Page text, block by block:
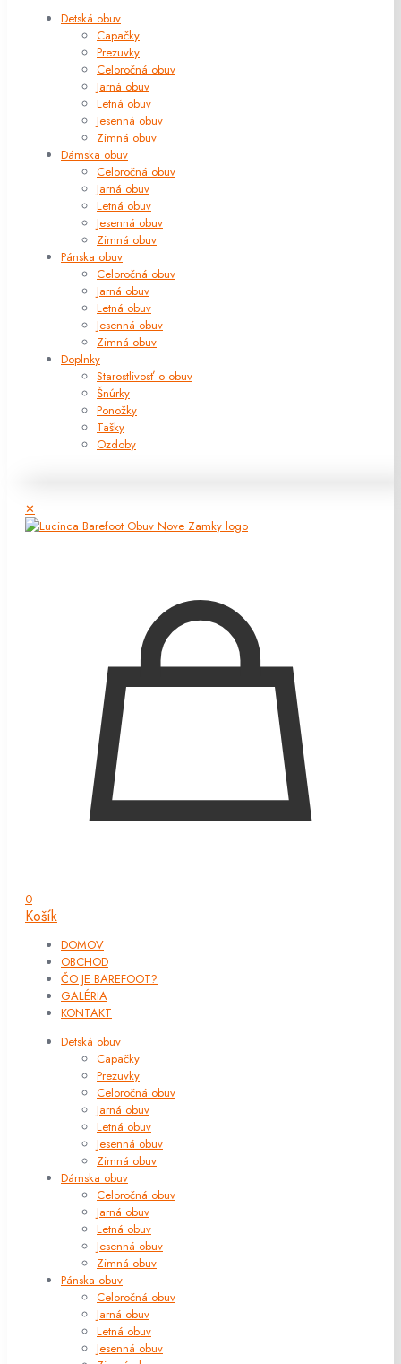
Detská obuv
Capačky
Prezuvky
Celoročná obuv
Jarná obuv
Letná obuv
Jesenná obuv
Zimná obuv
Dámska obuv
Celoročná obuv
Jarná obuv
Letná obuv
Jesenná obuv
Zimná obuv
Pánska obuv
Celoročná obuv
Jarná obuv
Letná obuv
Jesenná obuv
Zimná obuv
Doplnky
Starostlivosť o obuv
Šnúrky
Ponožky
Tašky
Ozdoby
✕
0
Košík
DOMOV
OBCHOD
ČO JE BAREFOOT?
GALÉRIA
KONTAKT
Detská obuv
Capačky
Prezuvky
Celoročná obuv
Jarná obuv
Letná obuv
Jesenná obuv
Zimná obuv
Dámska obuv
Celoročná obuv
Jarná obuv
Letná obuv
Jesenná obuv
Zimná obuv
Pánska obuv
Celoročná obuv
Jarná obuv
Letná obuv
Jesenná obuv